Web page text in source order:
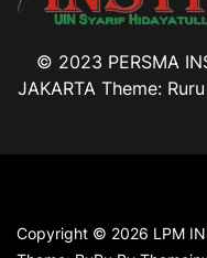
© 2023 PERSMA
JAKARTA Theme:
Copyright © 2026 LPM